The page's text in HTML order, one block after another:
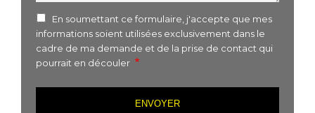
En soumettant ce formulaire, j'accepte que mes
informations soient utilisées exclusivement dans le
cadre de ma demande et de la prise de contact qui
pourrait en découler